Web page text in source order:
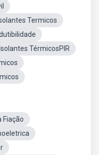
Termicos
Isolantes TérmicosPIR
Fiação